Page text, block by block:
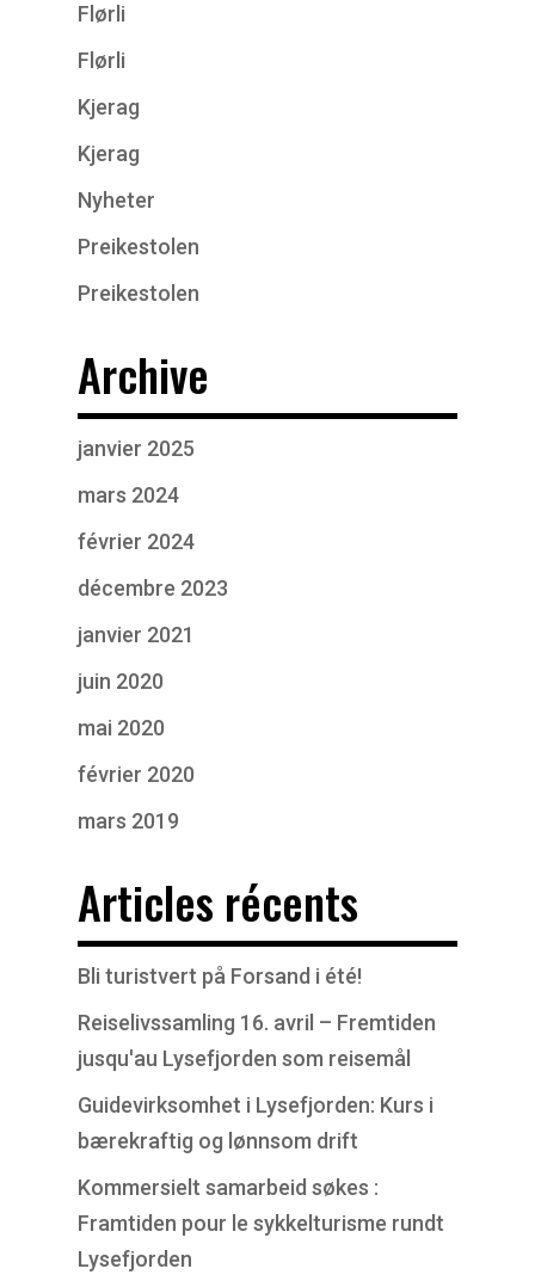
Flørli
Flørli
Kjerag
Kjerag
Nyheter
Preikestolen
Preikestolen
Archive
janvier 2025
mars 2024
février 2024
décembre 2023
janvier 2021
juin 2020
mai 2020
février 2020
mars 2019
Articles récents
Bli turistvert på Forsand i été!
Reiselivssamling 16. avril – Fremtiden
jusqu'au Lysefjorden som reisemål
Guidevirksomhet i Lysefjorden: Kurs i
bærekraftig og lønnsom drift
Kommersielt samarbeid søkes :
Framtiden pour le sykkelturisme rundt
Lysefjorden